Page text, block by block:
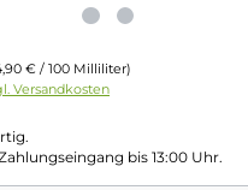
€ / 100 Milliliter)
Versandkosten